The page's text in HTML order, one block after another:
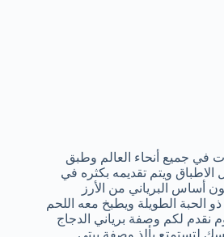
في جميع أنحاء العالم وطبق
الاطباق ويتم تقديمه بكثره في
أساس البرياني من الأرز
ذو الحبة الطويلة ويطبخ معه اللحم
نقدم لكم وصفة برياني الدجاج
لتستمتع بألذ وصفة بيتي